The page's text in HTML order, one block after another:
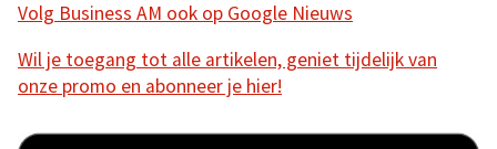
Volg Business AM ook op Google Nieuws
Wil je toegang tot alle artikelen, geniet tijdelijk van
onze promo en abonneer je hier!